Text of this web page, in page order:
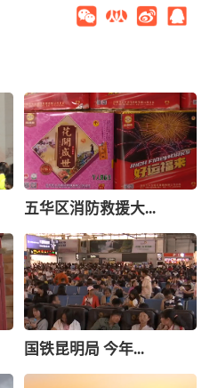
五华区消防救援大...
国铁昆明局 今年...